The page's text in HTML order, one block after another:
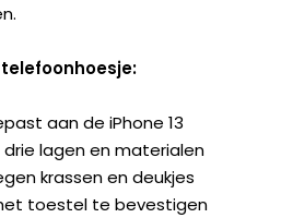
aan de iPhone 13
lagen en materialen
krassen en deukjes
toestel te bevestigen